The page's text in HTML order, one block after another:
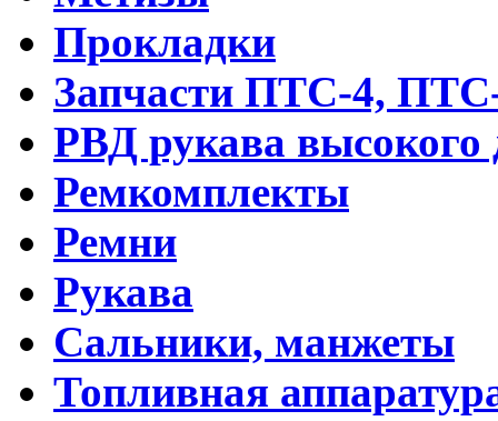
Прокладки
Запчасти ПТС-4,
РВД рукава высокого
Ремкомплекты
Ремни
Рукава
Cальники, манжеты
Топливная